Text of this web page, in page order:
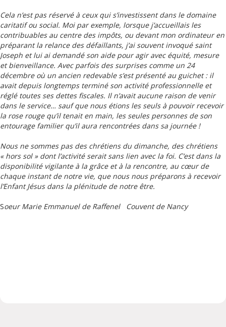
Cela n’est pas réservé à ceux qui s’investissent dans le domaine
caritatif ou social. Moi par exemple, lorsque j’accueillais les
contribuables au centre des impôts, ou devant mon ordinateur en
préparant la relance des défaillants, j’ai souvent invoqué saint
Joseph et lui ai demandé son aide pour agir avec équité, mesure
et bienveillance. Avec parfois des surprises comme un 24
décembre où un ancien redevable s’est présenté au guichet : il
avait depuis longtemps terminé son activité professionnelle et
réglé toutes ses dettes fiscales. Il n’avait aucune raison de venir
dans le service… sauf que nous étions les seuls à pouvoir recevoir
la rose rouge qu’il tenait en main, les seules personnes de son
entourage familier qu’il aura rencontrées dans sa journée !
Nous ne sommes pas des chrétiens du dimanche, des chrétiens
« hors sol » dont l’activité serait sans lien avec la foi. C’est dans la
disponibilité vigilante à la grâce et à la rencontre, au cœur de
chaque instant de notre vie, que nous nous préparons à recevoir
l’Enfant Jésus dans la plénitude de notre être.
Soeur Marie Emmanuel de Raffenel Couvent de Nancy